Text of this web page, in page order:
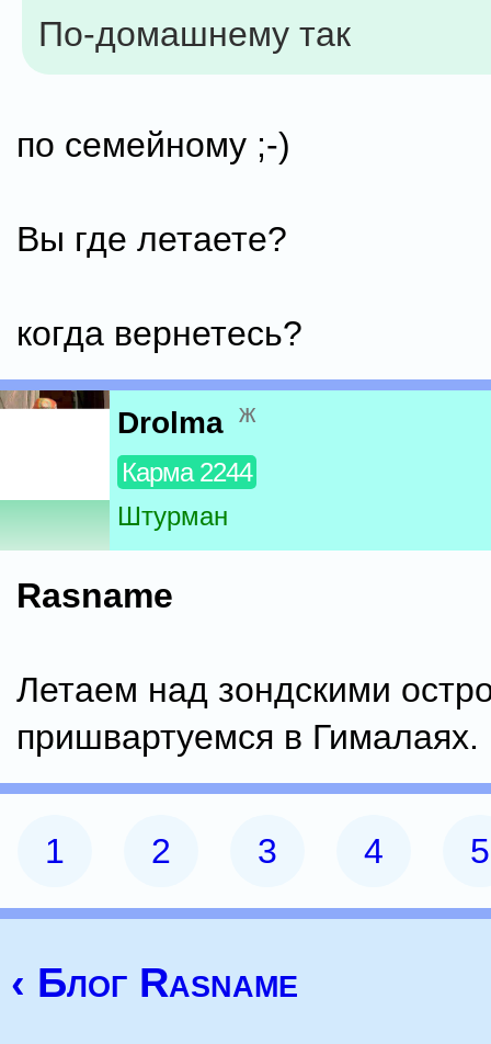
По-домашнему так
по семейному ;-)
Вы где летаете?
когда вернетесь?
Drolma ж
Карма 2244
Штурман
Rasname
Летаем над зондскими
пришвартуемся в Гималаях.
1 2 3 4 5
‹ Блог Rasname